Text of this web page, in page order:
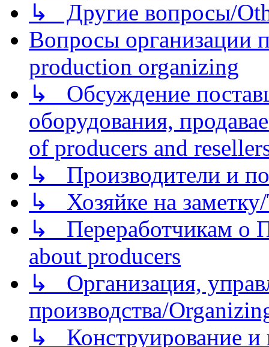
↳ Другие вопросы/
Вопросы организации
production organizing
↳ Обсуждение
оборудования,
of producers and
↳ Производители и
↳ Хозяйке на
↳ Переработчикам о
about producers
↳ Организация,
производства/
↳ Конструирование и